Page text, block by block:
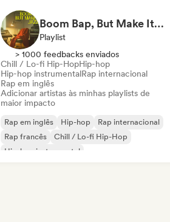
Boom Bap, But Make It Jazzy 🎷 Jazz Rap, Underground & Conscious Hip-Hop
Playlist
> 1000 feedbacks enviados
Chill / Lo-fi Hip-HopHip-hop
Hip-hop instrumentalRap internacional
Rap em inglês
Adicionar artistas às minhas playlists de
maior impacto
Rap em inglês Hip-hop
Rap internacional
Rap francês
Chill / Lo-fi Hip-Hop
Hip-hop instrumental